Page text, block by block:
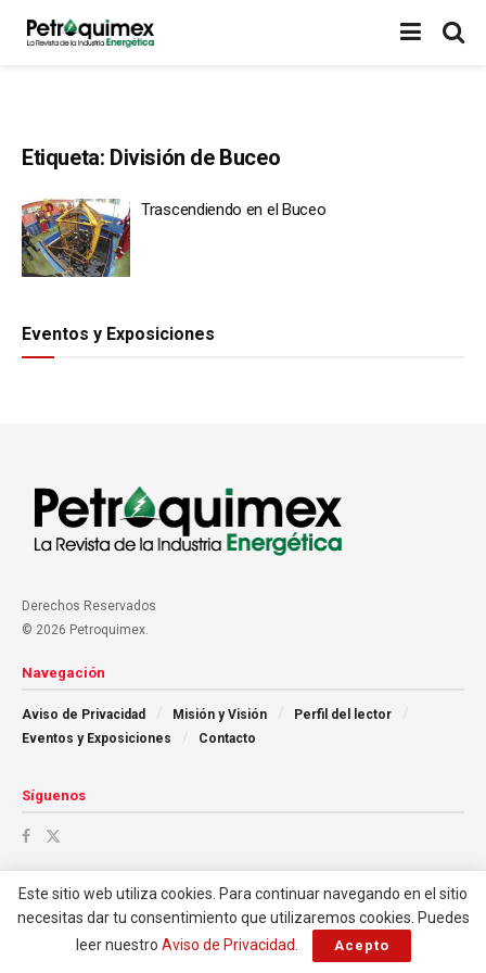
Etiqueta: División de Buceo
Trascendiendo en el Buceo
Eventos y Exposiciones
Derechos Reservados
© 2026 Petroquimex.
Navegación
Aviso de Privacidad Misión y Visión
Perfil del lector
Eventos y Exposiciones
Contacto
Síguenos
Este sitio web utiliza cookies. Para continuar navegando en el sitio
necesitas dar tu consentimiento que utilizaremos cookies. Puedes
leer nuestro Aviso de Privacidad Acepto